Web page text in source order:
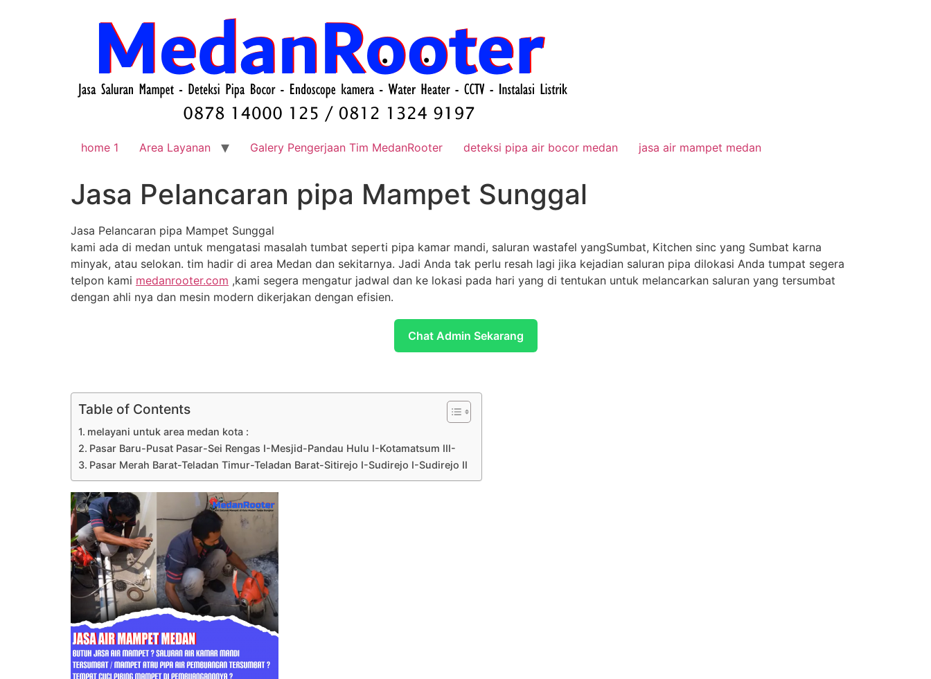
home 1 Area Layanan Galery Pengerjaan Tim MedanRooter deteksi pipa air bocor medan jasa air mampet medan
Jasa Pelancaran pipa Mampet Sunggal
Jasa Pelancaran pipa Mampet Sunggal
kami ada di medan untuk mengatasi masalah tumbat seperti pipa kamar mandi, saluran wastafel yangSumbat, Kitchen sinc yang Sumbat karna
minyak, atau selokan. tim hadir di area Medan dan sekitarnya. Jadi Anda tak perlu resah lagi jika kejadian saluran pipa dilokasi Anda tumpat segera
telpon kami medanrooter.com ,kami segera mengatur jadwal dan ke lokasi pada hari yang di tentukan untuk melancarkan saluran yang tersumbat
dengan ahli nya dan mesin modern dikerjakan dengan efisien.
Chat Admin Sekarang
Table of Contents
melayani untuk area medan kota :
Pasar Baru-Pusat Pasar-Sei Rengas I-Mesjid-Pandau Hulu I-Kotamatsum III-
Pasar Merah Barat-Teladan Timur-Teladan Barat-Sitirejo I-Sudirejo I-Sudirejo II